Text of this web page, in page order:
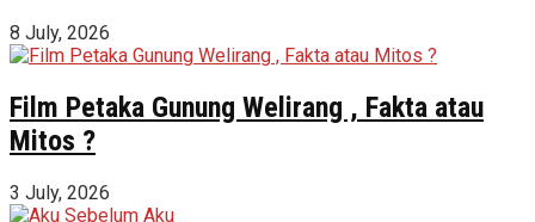
8 July, 2026
Film Petaka Gunung Welirang , Fakta atau
Mitos ?
3 July, 2026